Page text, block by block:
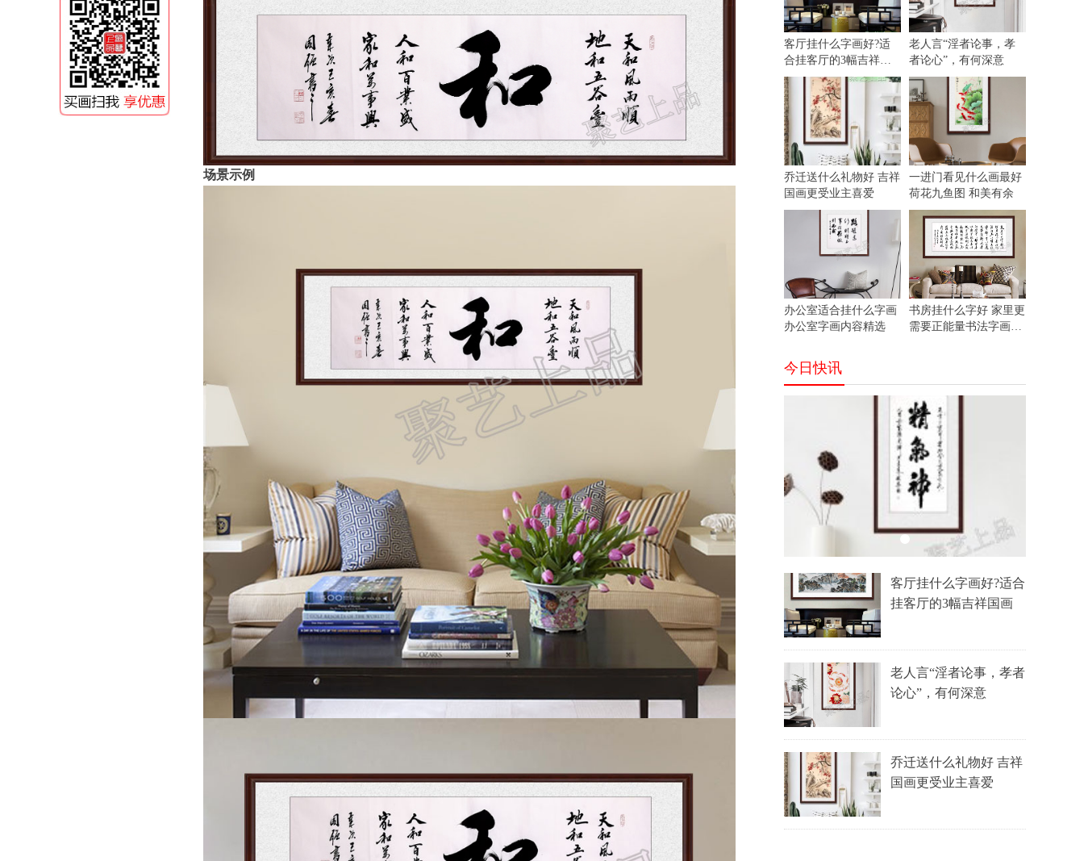
客厅挂什么字画好?适
合挂客厅的3幅吉祥国
画
老人言“淫者论事，孝
者论心”，有何深意
乔迁送什么礼物好 吉祥
国画更受业主喜爱
一进门看见什么画最好
荷花九鱼图 和美有余
办公室适合挂什么字画
办公室字画内容精选
书房挂什么字好 家里更
需要正能量书法字画的
今日快讯
客厅挂什么字画好?适合
挂客厅的3幅吉祥国画
老人言“淫者论事，孝者
论心”，有何深意
乔迁送什么礼物好 吉祥
国画更受业主喜爱
场景示例